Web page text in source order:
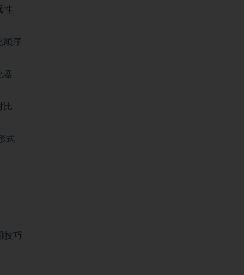
性
顺序
器
比
式
技巧